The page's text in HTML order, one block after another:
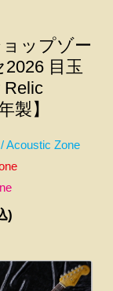
ョップゾー
目玉
Relic
製】
Acoustic Zone
)